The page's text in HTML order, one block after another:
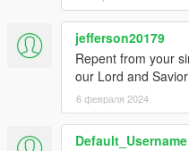
jefferson20179
Repent from your
our Lord and
6 февраля 2024
Default_Username